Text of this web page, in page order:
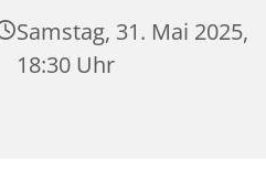
Samstag, 31. Mai 2025,
18:30 Uhr